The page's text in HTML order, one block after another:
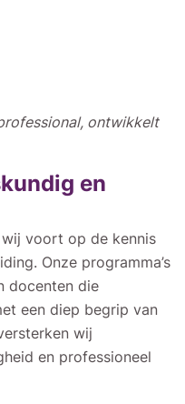
ontwikkelt
en
voort op de kennis
Onze programma’s
docenten die
een diep begrip van
wij
en professioneel